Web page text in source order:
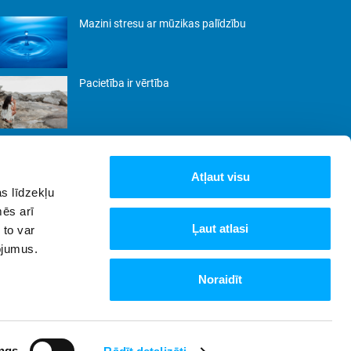
līdzekļu
arī
to var
Atļaut visu
Ļaut atlasi
Noraidīt
Mazini stresu ar mūzikas palīdzību
Pacietība ir vērtība
Privātuma Politika